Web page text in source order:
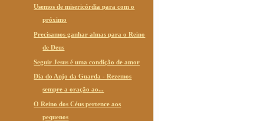
Usemos de misericórdia para com o
próximo
Precisamos ganhar almas para o Reino
de Deus
Seguir Jesus é uma condição de amor
Dia do Anjo da Guarda - Rezemos
sempre a oração ao...
O Reino dos Céus pertence aos
pequenos